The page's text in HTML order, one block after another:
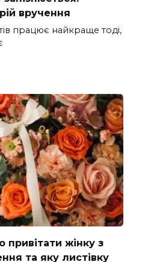
вручення
працює найкраще тоді,
привітати жінку з
та яку листівку